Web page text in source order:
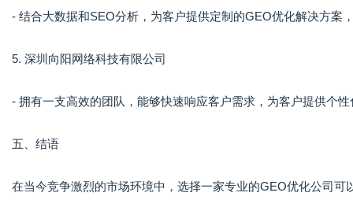
- 结合大数据和SEO分析，为客户提供定制的GEO优化解决方案
5. 深圳向阳网络科技有限公司
- 拥有一支高效的团队，能够快速响应客户需求，为客户提供个
五、结语
在当今竞争激烈的市场环境中，选择一家专业的GEO优化公司